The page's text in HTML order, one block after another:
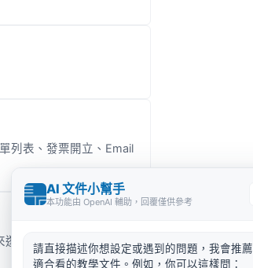
列表、發票開立、Email
逛我們的網站，故上線
AI 文件小幫手
本功能由 OpenAI 輔助，回覆僅供參考
請直接描述你想設定或遇到的問題，我會推薦
適合看的教學文件。例如，你可以這樣問：